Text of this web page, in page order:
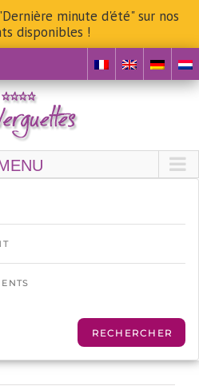
minute d'été" sur nos
disponibles !